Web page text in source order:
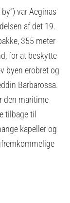
var Aeginas
af det 19.
355 meter
for at beskytte
byen erobret og
Barbarossa.
den maritime
tilbage til
kapeller og